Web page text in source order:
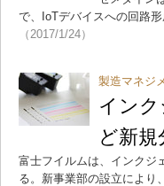
で、IoTデバイスへの回路
（2017/1/24）
製造マネジ
イン
ど新
富士フイルムは、インクジ
る。新事業部の設立により